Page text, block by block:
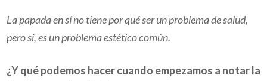
La papada en sí no tiene por qué ser un problema de salud,
pero sí, es un problema estético común.
¿Y qué podemos hacer cuando empezamos a notar la